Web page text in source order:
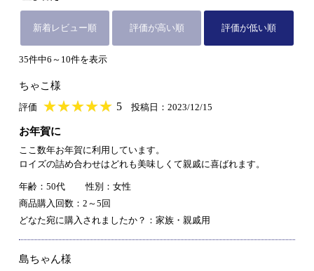
新着レビュー順 評価が高い順 評価が低い順
35件中6～10件を表示
ちゃこ様
評価 ★★★★★
★★★★★ 5 投稿日：2023/12/15
お年賀に
ここ数年お年賀に利用しています。
ロイズの詰め合わせはどれも美味しくて親戚に喜ばれます。
年齢：50代
性別：女性
商品購入回数：2～5回
どなた宛に購入されましたか？：家族・親戚用
島ちゃん様